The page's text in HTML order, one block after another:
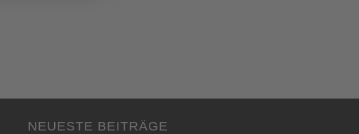
NEUESTE BEITRÄGE